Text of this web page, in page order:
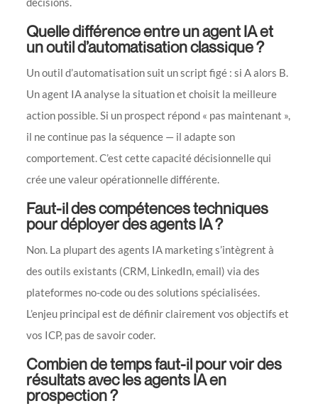
Quelle différence entre un agent IA et
un outil d’automatisation classique ?
Un outil d’automatisation suit un script figé : si A alors B.
Un agent IA analyse la situation et choisit la meilleure
action possible. Si un prospect répond « pas maintenant »,
il ne continue pas la séquence — il adapte son
comportement. C’est cette capacité décisionnelle qui
crée une valeur opérationnelle différente.
Faut-il des compétences techniques
pour déployer des agents IA ?
Non. La plupart des agents IA marketing s’intègrent à
des outils existants (CRM, LinkedIn, email) via des
plateformes no-code ou des solutions spécialisées.
L’enjeu principal est de définir clairement vos objectifs et
vos ICP, pas de savoir coder.
Combien de temps faut-il pour voir des
résultats avec les agents IA en
prospection ?